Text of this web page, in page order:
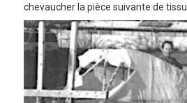
chevaucher la pièce suivante de tissu.